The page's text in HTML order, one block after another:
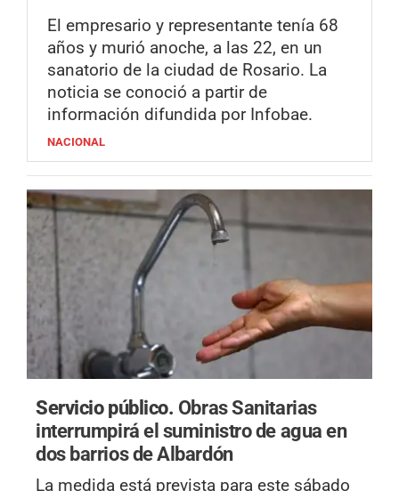
El empresario y representante tenía 68
años y murió anoche, a las 22, en un
sanatorio de la ciudad de Rosario. La
noticia se conoció a partir de
información difundida por Infobae.
NACIONAL
Servicio público. Obras Sanitarias
interrumpirá el suministro de agua en
dos barrios de Albardón
La medida está prevista para este sábado